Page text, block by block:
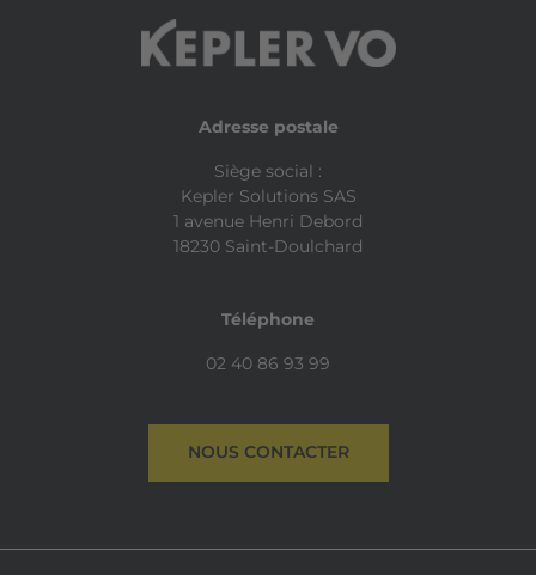
Adresse postale
Siège social :
Kepler Solutions SAS
1 avenue Henri Debord
18230 Saint-Doulchard
Téléphone
02 40 86 93 99
NOUS CONTACTER